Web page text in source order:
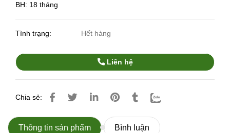
BH: 18 tháng
Tình trạng: Hết hàng
Liên hệ
Chia sẻ:
Thông tin sản phẩm Bình luận